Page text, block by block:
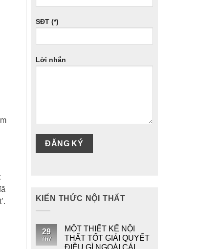
SĐT (*)
Lời nhắn
KIẾN THỨC NỘI THẤT
29
Th7
MỘT THIẾT KẾ NỘI
THẤT TỐT GIẢI QUYẾT
ĐIỀU GÌ NGOÀI CÁI